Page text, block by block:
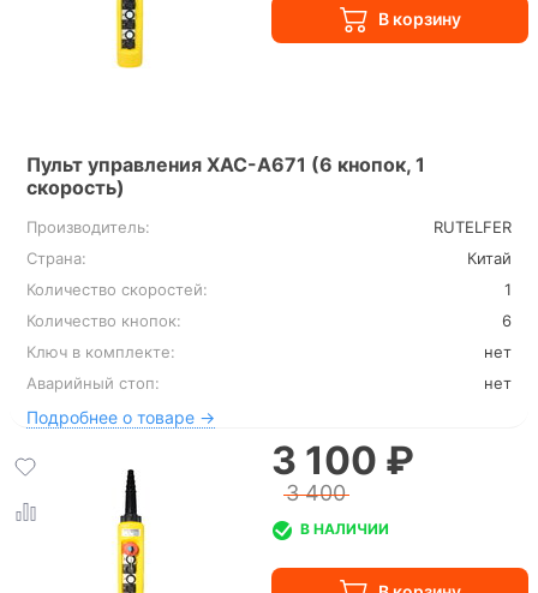
Пульт управления XAC-A671 (6 кнопок, 1
скорость)
Производитель:
RUTELFER
Страна:
Китай
Количество скоростей:
1
Количество кнопок:
6
Ключ в комплекте:
нет
Аварийный стоп:
нет
Подробнее о товаре →
3 100 ₽
3 400
В НАЛИЧИИ